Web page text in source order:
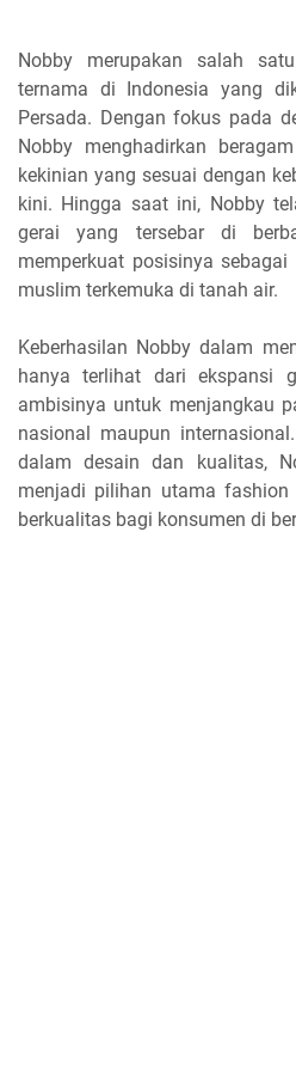
Nobby merupakan salah
ternama di Indonesia yang
Persada. Dengan fokus pada
Nobby menghadirkan
kekinian yang sesuai dengan
kini. Hingga saat ini, Nobby
gerai yang tersebar di
memperkuat posisinya
muslim terkemuka di tanah air.
Keberhasilan Nobby dalam
hanya terlihat dari ekspansi
ambisinya untuk menjangkau
nasional maupun
dalam desain dan kualitas,
menjadi pilihan utama
berkualitas bagi konsumen di